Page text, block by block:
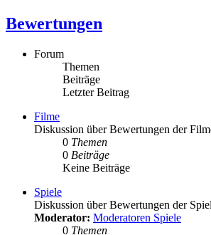
Bewertungen
Forum
Themen
Beiträge
Letzter Beitrag
Filme
Diskussion über Bewertungen der
0 Themen
0 Beiträge
Keine Beiträge
Spiele
Diskussion über Bewertungen der
Moderator: Moderatoren Spiele
0 Themen